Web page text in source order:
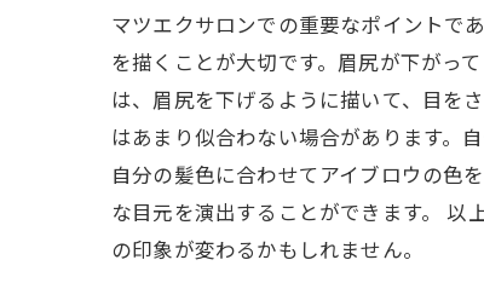
マツエクサロンでの重要なポイントで
を描くことが大切です。眉尻が下がっ
は、眉尻を下げるように描いて、目を
はあまり似合わない場合があります。
自分の髪色に合わせてアイブロウの色
な目元を演出することができます。
の印象が変わるかもしれません。